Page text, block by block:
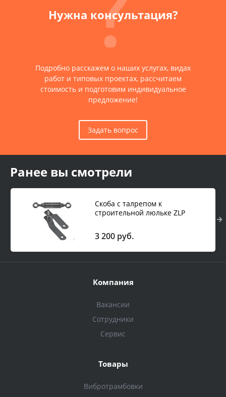
Нужна консультация?
Подробно расскажем о наших услугах, видах
работ и типовых проектах, рассчитаем
стоимость и подготовим индивидуальное
предложение!
Задать вопрос
Ранее вы смотрели
Скоба с талрепом к
строительной люльке ZLP
3 200 руб.
Компания
Вакансии
Сотрудники
Сервис
Товары
Вибротрамбовки